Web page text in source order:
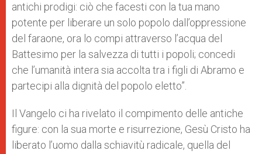
antichi prodigi: ciò che facesti con la tua mano
potente per liberare un solo popolo dall’oppressione
del faraone, ora lo compi attraverso l’acqua del
Battesimo per la salvezza di tutti i popoli; concedi
che l’umanità intera sia accolta tra i figli di Abramo e
partecipi alla dignità del popolo eletto”.
Il Vangelo ci ha rivelato il compimento delle antiche
figure: con la sua morte e risurrezione, Gesù Cristo ha
liberato l’uomo dalla schiavitù radicale, quella del